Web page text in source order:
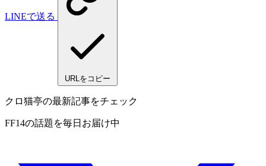
LINEで送る
URLをコピー
クロ猫亭の最新記事をチェック
FF14の話題を毎日お届け中